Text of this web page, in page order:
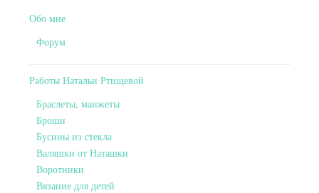
Обо мне
Форум
Работы Натальи Ртищевой
Браслеты, манжеты
Броши
Бусины из стекла
Валяшки от Наташки
Воротники
Вязание для детей